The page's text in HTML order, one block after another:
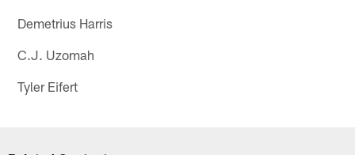
Demetrius Harris
C.J. Uzomah
Tyler Eifert